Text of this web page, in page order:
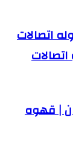
لوله اتصالات رده 40، لوله اتصالات
اتصالات
| قهوه